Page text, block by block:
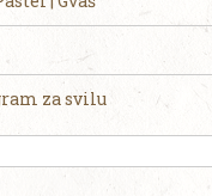
za svilu